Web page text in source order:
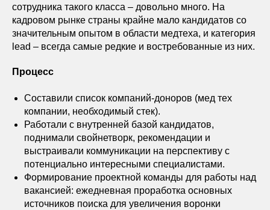
сотрудника такого класса – довольно много. На
кадровом рынке страны крайне мало кандидатов со
значительным опытом в области медтеха, и категория
lead – всегда самые редкие и востребованные из них.
Процесс
Составили список компаний-доноров (мед тех
компании, необходимый стек).
Работали с внутренней базой кандидатов,
поднимали свойнетворк, рекомендации и
выстраивали коммуникации на перспективу с
потенциально интересными специалистами.
Формирование проектной команды для работы над
вакансией: ежедневная проработка основных
источников поиска для увеличения воронки